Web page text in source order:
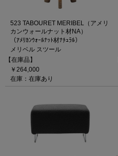
523 TABOURET MERIBEL（アメリ
カンウォールナット材NA）
（ｱﾒﾘｶﾝｳｫｰﾙﾅｯﾄ材ﾅﾁｭﾗﾙ）
メリベル スツール
【在庫品】
￥264,000
在庫：在庫あり